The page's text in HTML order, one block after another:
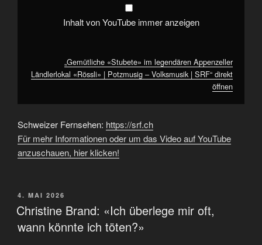
Inhalt von YouTube immer anzeigen
„Gemütliche «Stubete» im legendären Appenzeller
Ländlerlokal «Rössli» | Potzmusig – Volksmusik | SRF“ direkt
öffnen
Schweizer Fernsehen: https://srf.ch
Für mehr Informationen oder um das Video auf YouTube
anzuschauen, hier klicken!
VERÖFFENTLICHT
AM
4. MAI 2026
Christine Brand: «Ich überlege mir oft,
wann könnte ich töten?»